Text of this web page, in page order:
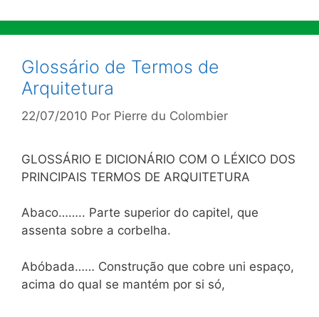
Glossário de Termos de
Arquitetura
22/07/2010 Por Pierre du Colombier
GLOSSÁRIO E DICIONÁRIO COM O LÉXICO DOS
PRINCIPAIS TERMOS DE ARQUITETURA
Abaco…….. Parte superior do capitel, que
assenta sobre a corbelha.
Abóbada…… Construção que cobre uni espaço,
acima do qual se mantém por si só,